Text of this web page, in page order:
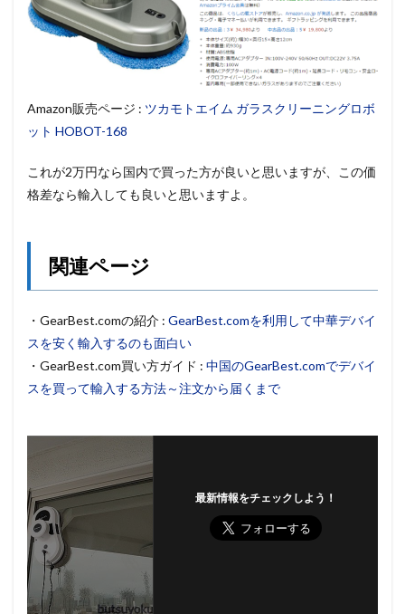
Amazon販売ページ : ツカモトエイム ガラスクリーニングロボ
ット HOBOT-168
これが2万円なら国内で買った方が良いと思いますが、この価
格差なら輸入しても良いと思いますよ。
関連ページ
・GearBest.comの紹介 : GearBest.comを利用して中華デバイ
スを安く輸入するのも面白い
・GearBest.com買い方ガイド : 中国のGearBest.comでデバイ
スを買って輸入する方法～注文から届くまで
最新情報をチェックしよう！